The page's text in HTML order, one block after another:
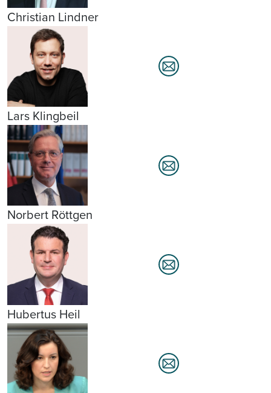
Christian Lindner
Lars Klingbeil
Norbert Röttgen
Hubertus Heil